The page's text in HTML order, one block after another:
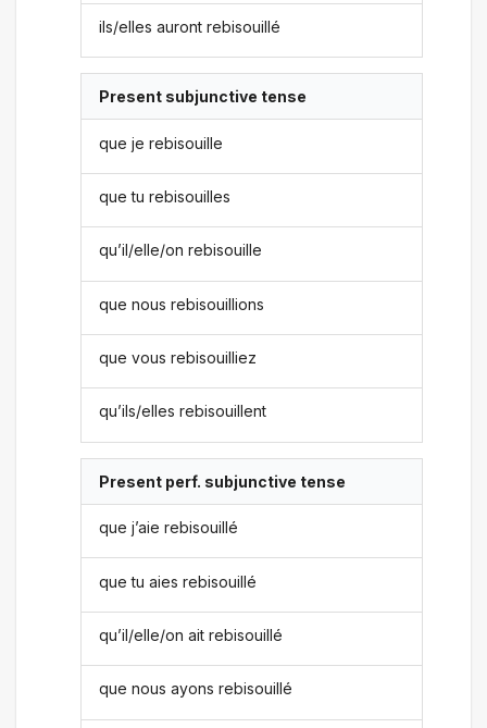
ils/elles auront rebisouillé
Present subjunctive tense
que je rebisouille
que tu rebisouilles
qu’il/elle/on rebisouille
que nous rebisouillions
que vous rebisouilliez
qu’ils/elles rebisouillent
Present perf. subjunctive tense
que j’aie rebisouillé
que tu aies rebisouillé
qu’il/elle/on ait rebisouillé
que nous ayons rebisouillé